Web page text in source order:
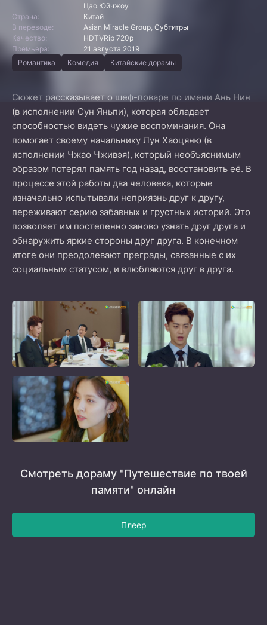
Цао Юйчжоу
Страна:
Китай
В переводе:
Asian Miracle Group, Субтитры
Качество:
HDTVRip 720p
Премьера:
21 августа 2019
Романтика
Комедия Китайские дорамы
Сюжет рассказывает о шеф-поваре по имени Ань Нин
(в исполнении Сун Яньпи), которая обладает
способностью видеть чужие воспоминания. Она
помогает своему начальнику Лун Хаоцяню (в
исполнении Чжао Чживэя), который необъяснимым
образом потерял память год назад, восстановить её. В
процессе этой работы два человека, которые
изначально испытывали неприязнь друг к другу,
переживают серию забавных и грустных историй. Это
позволяет им постепенно заново узнать друг друга и
обнаружить яркие стороны друг друга. В конечном
итоге они преодолевают преграды, связанные с их
социальным статусом, и влюбляются друг в друга.
Смотреть дораму "Путешествие по твоей
памяти" онлайн
Плеер